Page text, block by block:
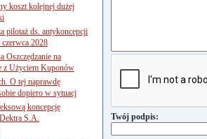
Twój podpis:
koszt kolejnej dużej
pilotaż ds. antykoncepcji
2028
Oszczędzanie na
z Użyciem Kuponów
O tej naprawdę
dopiero w sytuacj
koncepcję
S.A.